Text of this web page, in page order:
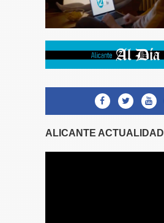
ALICANTE ACTUALIDAD